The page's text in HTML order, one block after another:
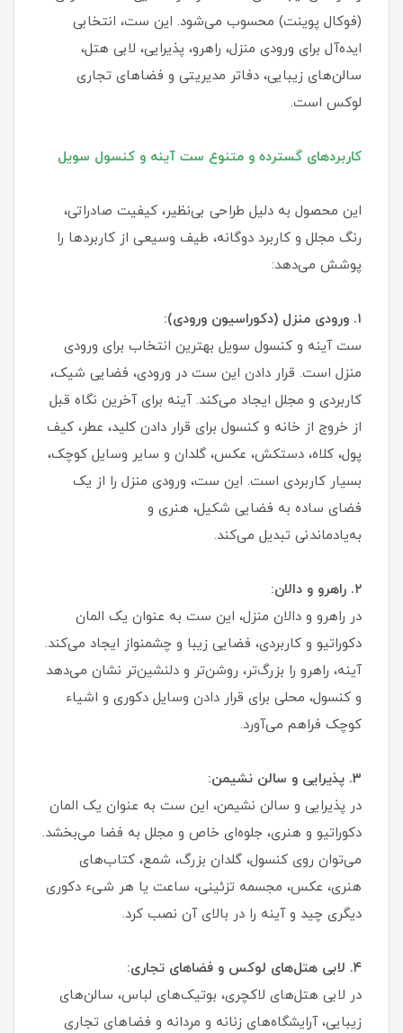
(فوکال پوینت) محسوب می‌شود. این ست، انتخابی
ایده‌آل برای ورودی منزل، راهرو، پذیرایی، لابی هتل،
سالن‌های زیبایی، دفاتر مدیریتی و فضاهای تجاری
لوکس است.
کاربردهای گسترده و متنوع ست آینه و کنسول سویل
این محصول به دلیل طراحی بی‌نظیر، کیفیت صادراتی،
رنگ مجلل و کاربرد دوگانه، طیف وسیعی از کاربردها را
پوشش می‌دهد:
۱. ورودی منزل (دکوراسیون ورودی):
ست آینه و کنسول سویل بهترین انتخاب برای ورودی
منزل است. قرار دادن این ست در ورودی، فضایی شیک،
کاربردی و مجلل ایجاد می‌کند. آینه برای آخرین نگاه قبل
از خروج از خانه و کنسول برای قرار دادن کلید، عطر، کیف
پول، کلاه، دستکش، عکس، گلدان و سایر وسایل کوچک،
بسیار کاربردی است. این ست، ورودی منزل را از یک
فضای ساده به فضایی شکیل، هنری و
به‌یادماندنی تبدیل می‌کند.
۲. راهرو و دالان:
در راهرو و دالان منزل، این ست به عنوان یک المان
دکوراتیو و کاربردی، فضایی زیبا و چشمنواز ایجاد می‌کند.
آینه، راهرو را بزرگ‌تر، روشن‌تر و دلنشین‌تر نشان می‌دهد
و کنسول، محلی برای قرار دادن وسایل دکوری و اشیاء
کوچک فراهم می‌آورد.
۳. پذیرایی و سالن نشیمن:
در پذیرایی و سالن نشیمن، این ست به عنوان یک المان
دکوراتیو و هنری، جلوه‌ای خاص و مجلل به فضا می‌بخشد.
می‌توان روی کنسول، گلدان بزرگ، شمع، کتاب‌های
هنری، عکس، مجسمه تزئینی، ساعت یا هر شیء دکوری
دیگری چید و آینه را در بالای آن نصب کرد.
۴. لابی هتل‌های لوکس و فضاهای تجاری:
در لابی هتل‌های لاکچری، بوتیک‌های لباس، سالن‌های
زیبایی، آرایشگاه‌های زنانه و مردانه و فضاهای تجاری